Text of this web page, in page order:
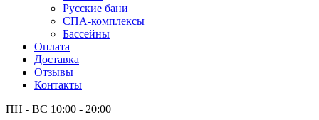
Русские бани
СПА-комплексы
Бассейны
Оплата
Доставка
Отзывы
Контакты
ПН - ВС 10:00 - 20:00